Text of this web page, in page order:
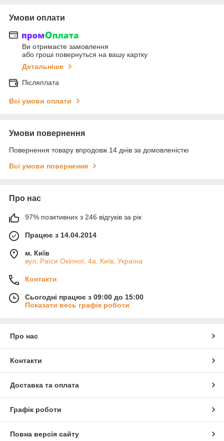
Умови оплати
Ви отримаєте замовлення
або гроші повернуться на вашу картку
Детальніше
Післяплата
Всі умови оплати
Умови повернення
Повернення товару впродовж 14 днів за домовленістю
Всі умови повернення
Про нас
97% позитивних з 246 відгуків за рік
Працює з 14.04.2014
м. Київ
вул. Раїси Окіпної, 4а, Київ, Україна
Контакти
Сьогодні працює з 09:00 до 15:00
Показати весь графік роботи
Про нас
Контакти
Доставка та оплата
Графік роботи
Повна версія сайту